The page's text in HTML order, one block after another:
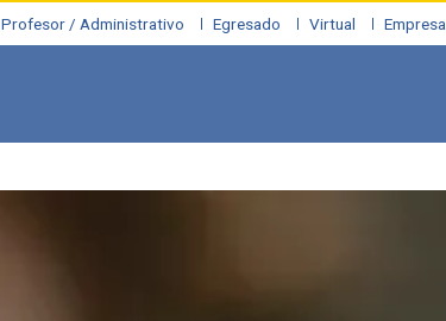
Profesor / Administrativo Egresado Virtual Empresa